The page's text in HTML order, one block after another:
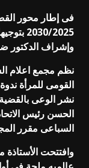
فى إطار محور
2030/
وإشراف الدكتور
نظم مجمع اعلام
القومى للمرأة
نشر الوعى
الحسن رئيس
السباعى مقرر
وافتتحت